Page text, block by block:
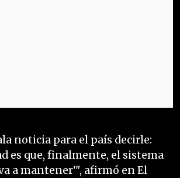
noticia para el país decirle:
es que, finalmente, el sistema
a mantener'", afirmó en El